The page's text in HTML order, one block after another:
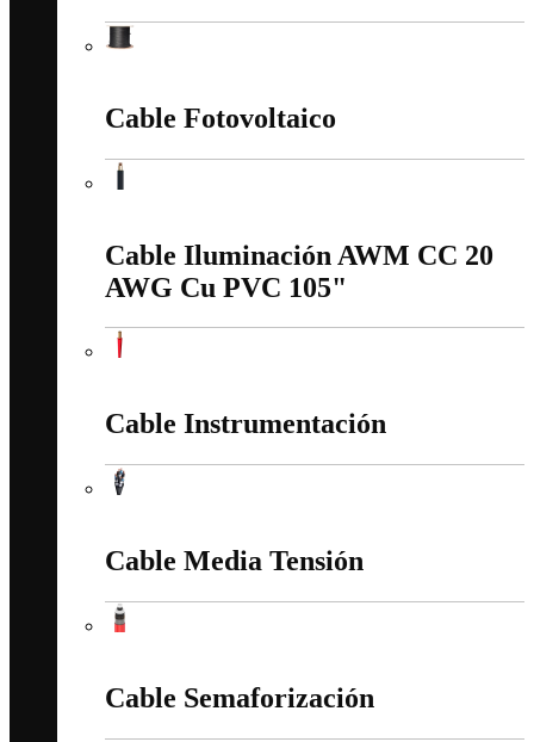
Cable Fotovoltaico
Cable Iluminación AWM CC 20
AWG Cu PVC 105"
Cable Instrumentación
Cable Media Tensión
Cable Semaforización